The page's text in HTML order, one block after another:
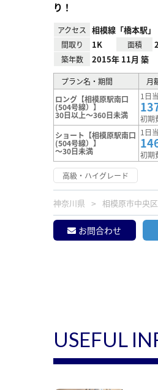
り！
アクセス 相模線「橋本駅」
間取り 1K 面積
築年数 2015年 11月 築
プラン名・期間
月
ロング【相模原駅南口
(504号線）】
30日以上～360日未満
1日
初期
ショート【相模原駅南口
(504号線）】
～30日未満
1日
初期
高級・ハイグレード
神奈川県 相模原市中央区
お問合わせ
USEFUL